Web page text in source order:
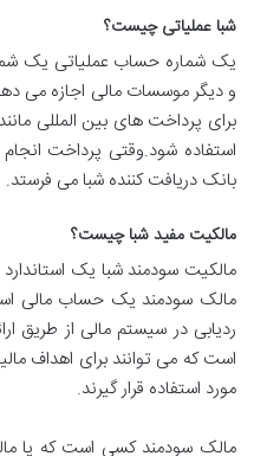
شبا عملیاتی چیست؟
یک شماره حساب عملیاتی یک
و دیگر موسسات مالی اجازه می
برای پرداخت های بین المللی
استفاده شود.وقتی پرداخت
بانک دریافت کننده شبا می فرستد.
مالکیت مفید شبا چیست؟
مالکیت سودمند شبا یک
مالک سودمند یک حساب مالی
ردیابی در سیستم مالی از طریق
است که می توانند برای اهداف
مورد استفاده قرار گیرند.
مالک سودمند کسی است که یا